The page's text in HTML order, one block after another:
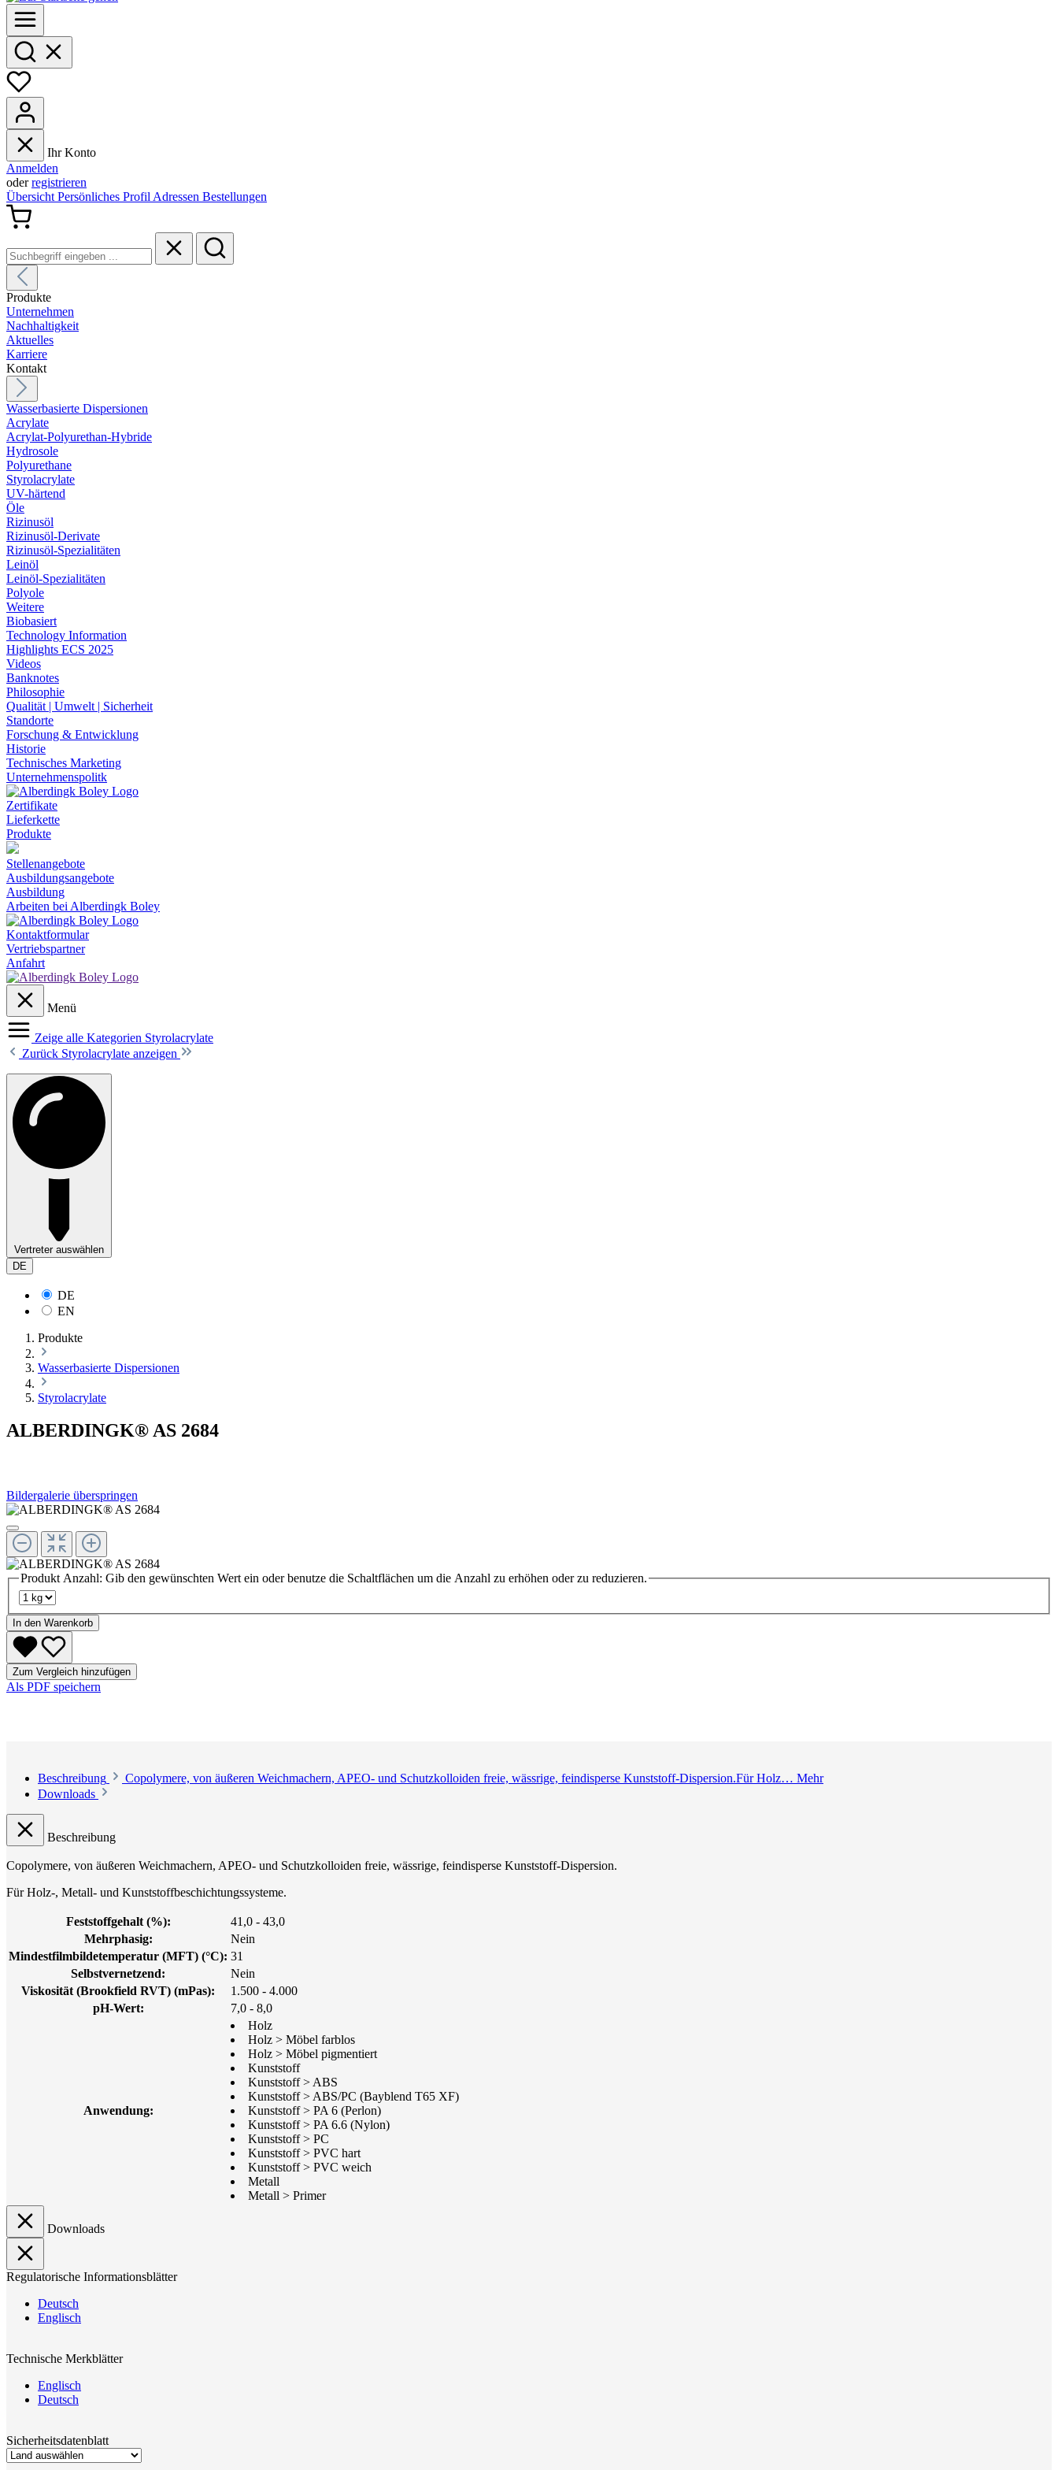
Ihr Konto
Anmelden
oderregistrieren
Übersicht Persönliches Profil Adressen Bestellungen
Produkte
Unternehmen
Nachhaltigkeit
Aktuelles
Karriere
Kontakt
Wasserbasierte Dispersionen
Acrylate
Acrylat-Polyurethan-Hybride
Hydrosole
Polyurethane
Styrolacrylate
UV-härtend
Öle
Rizinusöl
Rizinusöl-Derivate
Rizinusöl-Spezialitäten
Leinöl
Leinöl-Spezialitäten
Polyole
Weitere
Biobasiert
Technology Information
Highlights ECS 2025
Videos
Banknotes
Philosophie
Qualität | Umwelt | Sicherheit
Standorte
Forschung & Entwicklung
Historie
Technisches Marketing
Unternehmenspolitk
Zertifikate
Lieferkette
Produkte
Stellenangebote
Ausbildungsangebote
Ausbildung
Arbeiten bei Alberdingk Boley
Kontaktformular
Vertriebspartner
Anfahrt
Menü
Zeige alle Kategorien Styrolacrylate
Zurück Styrolacrylate anzeigen
Vertreter auswählen
DE
DE
EN
Produkte
Wasserbasierte Dispersionen
Styrolacrylate
ALBERDINGK® AS 2684
Bildergalerie überspringen
Produkt Anzahl: Gib den gewünschten Wert ein oder benutze die Schaltflächen um die Anzahl zu erhöhen oder zu reduzieren.
In den Warenkorb
Zum Vergleich hinzufügen
Als PDF speichern
Beschreibung Copolymere, von äußeren Weichmachern, APEO- und Schutzkolloiden freie, wässrige, feindisperse Kunststoff-Dispersion.Für Holz… Mehr
Downloads
Beschreibung
Copolymere, von äußeren Weichmachern, APEO- und Schutzkolloiden freie, wässrige, feindisperse Kunststoff-Dispersion.
Für Holz-, Metall- und Kunststoffbeschichtungssysteme.
Feststoffgehalt (%):
41,0 - 43,0
Mehrphasig:
Nein
Mindestfilmbildetemperatur (MFT) (°C): 31
Selbstvernetzend:
Nein
Viskosität (Brookfield RVT) (mPas):
1.500 - 4.000
pH-Wert:
7,0 - 8,0
Anwendung:
Holz
Holz > Möbel farblos
Holz > Möbel pigmentiert
Kunststoff
Kunststoff > ABS
Kunststoff > ABS/PC (Bayblend T65 XF)
Kunststoff > PA 6 (Perlon)
Kunststoff > PA 6.6 (Nylon)
Kunststoff > PC
Kunststoff > PVC hart
Kunststoff > PVC weich
Metall
Metall > Primer
Downloads
Regulatorische Informationsblätter
Deutsch
Englisch
Technische Merkblätter
Englisch
Deutsch
Sicherheitsdatenblatt